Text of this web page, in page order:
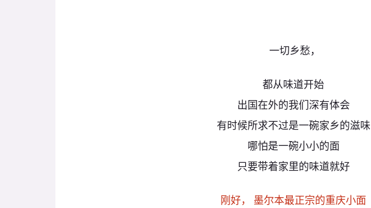
一切乡愁，
都从味道开始
出国在外的我们深有体会
有时候所求不过是一碗家乡的滋味
哪怕是一碗小小的面
只要带着家里的味道就好
刚好， 墨尔本最正宗的重庆小面